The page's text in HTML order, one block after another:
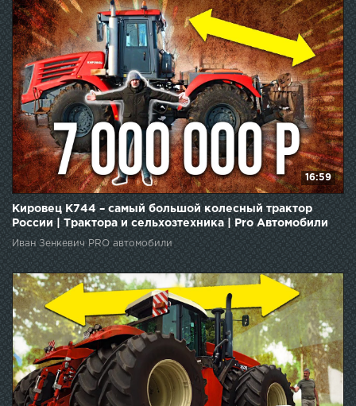
16:59
Кировец К744 – самый большой колесный трактор
России | Трактора и сельхозтехника | Pro Автомобили
Иван Зенкевич PRO автомобили